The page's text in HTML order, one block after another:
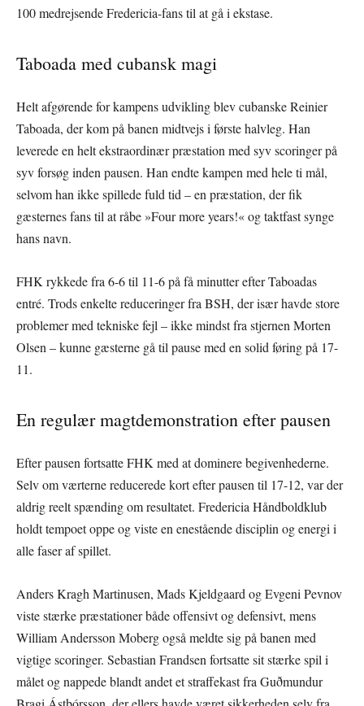
100 medrejsende Fredericia-fans til at gå i ekstase.
Taboada med cubansk magi
Helt afgørende for kampens udvikling blev cubanske Reinier
Taboada, der kom på banen midtvejs i første halvleg. Han
leverede en helt ekstraordinær præstation med syv scoringer på
syv forsøg inden pausen. Han endte kampen med hele ti mål,
selvom han ikke spillede fuld tid – en præstation, der fik
gæsternes fans til at råbe »Four more years!« og taktfast synge
hans navn.
FHK rykkede fra 6-6 til 11-6 på få minutter efter Taboadas
entré. Trods enkelte reduceringer fra BSH, der især havde store
problemer med tekniske fejl – ikke mindst fra stjernen Morten
Olsen – kunne gæsterne gå til pause med en solid føring på 17-
11.
En regulær magtdemonstration efter pausen
Efter pausen fortsatte FHK med at dominere begivenhederne.
Selv om værterne reducerede kort efter pausen til 17-12, var der
aldrig reelt spænding om resultatet. Fredericia Håndboldklub
holdt tempoet oppe og viste en enestående disciplin og energi i
alle faser af spillet.
Anders Kragh Martinusen, Mads Kjeldgaard og Evgeni Pevnov
viste stærke præstationer både offensivt og defensivt, mens
William Andersson Moberg også meldte sig på banen med
vigtige scoringer. Sebastian Frandsen fortsatte sit stærke spil i
målet og nappede blandt andet et straffekast fra Guðmundur